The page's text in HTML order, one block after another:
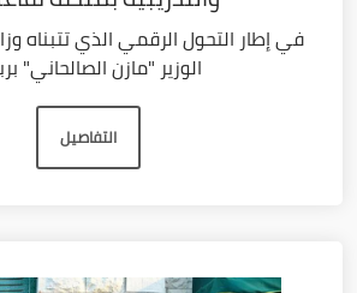
في إطار التحول الرقمي الذي تتبناه
الوزير "مازن الصالحاني"
التفاصيل